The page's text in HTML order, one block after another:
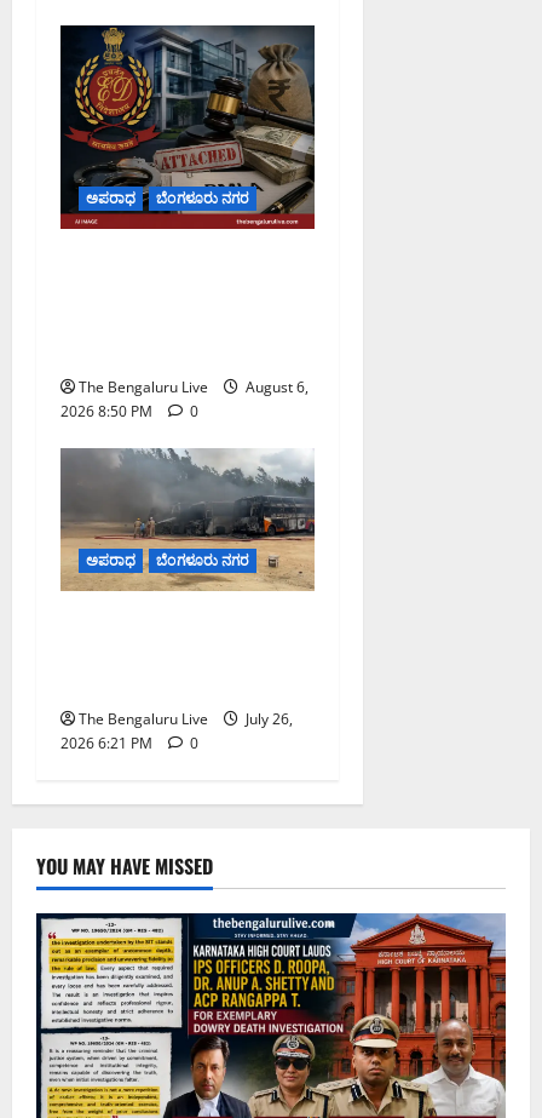
ಅಪರಾಧ ಬೆಂಗಳೂರು ನಗರ
The Bengaluru Live
August 6,
2026 8:50 PM
0
ಅಪರಾಧ ಬೆಂಗಳೂರು ನಗರ
The Bengaluru Live
July 26,
2026 6:21 PM
0
YOU MAY HAVE MISSED